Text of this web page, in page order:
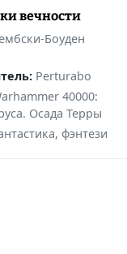
вечности
Боуден
Perturabo
40000:
Осада Терры
фэнтези